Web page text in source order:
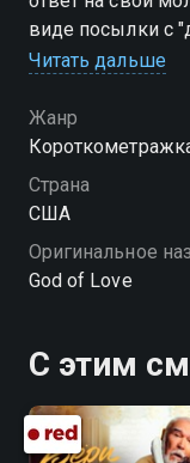
виде посылки с
может
Читать дальше
Жанр
Страна
США
Оригинальное
God of Love
С этим